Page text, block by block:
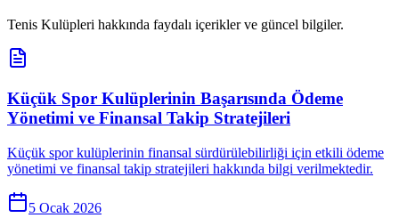
Tenis Kulüpleri hakkında faydalı içerikler ve güncel bilgiler.
Küçük Spor Kulüplerinin Başarısında Ödeme
Yönetimi ve Finansal Takip Stratejileri
Küçük spor kulüplerinin finansal sürdürülebilirliği için etkili ödeme
yönetimi ve finansal takip stratejileri hakkında bilgi verilmektedir.
5 Ocak 2026